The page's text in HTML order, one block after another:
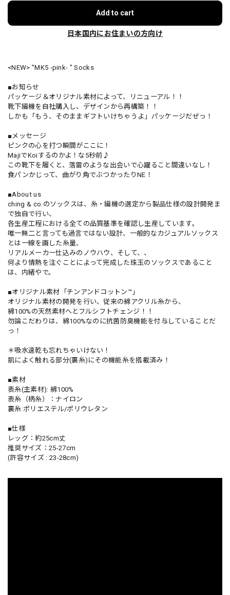
Add to cart
日本国内にお住まいの方向け
<NEW> "MK5 -pink- " Socks
■お知らせ
パッケージ＆オリジナル素材によって、リニューアル！！
靴下編機を自社購入し、デザインから再構築！！
しかも「もう、そのままギフトいけちゃうよ」パッケージだぜっ！
■メッセージ
ピンクの心を打つ瞬間がここに！
MajiでKoiするのかよ！な5秒前♪
この靴下を履くと、落雷のような出会いで心躍ること間違いなし！
食パンかじって、曲がり角でぶつかったりNE！
■About us
ching & co.のソックスは、糸・編機の選定から製品仕様の設計開発ま
で独自で行い、
各生産工程における全ての品質基準を確認し生産しています。
唯一無二と言っても過言ではない設計、一般的なカジュアルソックス
とは一線を画した糸量、
リアルメーカー仕込みのノウハウ、そして、、
何より情熱を注ぐことによって完成した珠玉のソックスであること
は、内緒やで。
■オリジナル素材「チンアンドコットン™」
オリジナル素材の開発を行い、従来の綿アクリル糸から、
綿100%の天然素材へとフルシフトチェンジ！！
勿論こだわりは、綿100%なのに抗菌防臭機能を付与していることだ
っ！
＊吸水速乾も忘れちゃいけない！
肌によく触れる部分(裏糸)にその機能糸を搭載済み！
■素材
表糸(主素材): 綿100%
表糸（柄糸）：ナイロン
裏糸:ポリエステル/ポリウレタン
■仕様
レッグ：約25cm丈
推奨サイズ：25-27cm
(許容サイズ : 23-28cm)